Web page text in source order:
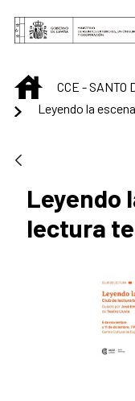
Saltar al contenido
INICIOCCE - SANTO
Leyendo la
Leyendo
lectura